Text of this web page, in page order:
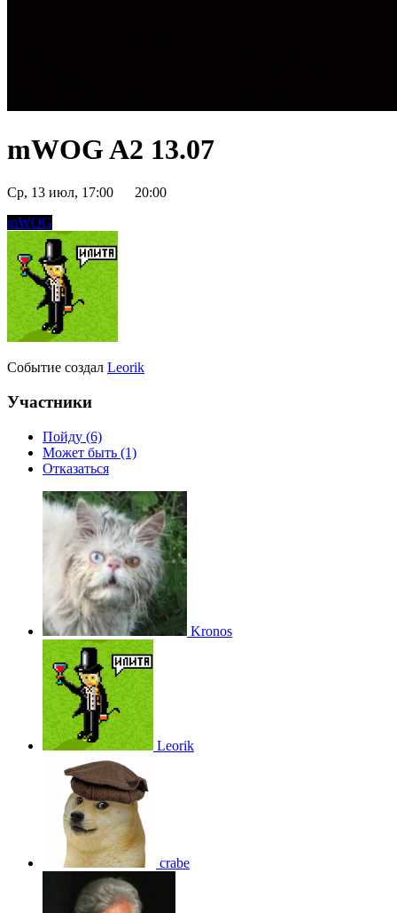
mWOG A2 13.07
Ср, 13 июл, 17:00
20:00
mWOG
Событие создал Leorik
Участники
Пойду (6)
Может быть (1)
Отказаться
Kronos
Leorik
crabe